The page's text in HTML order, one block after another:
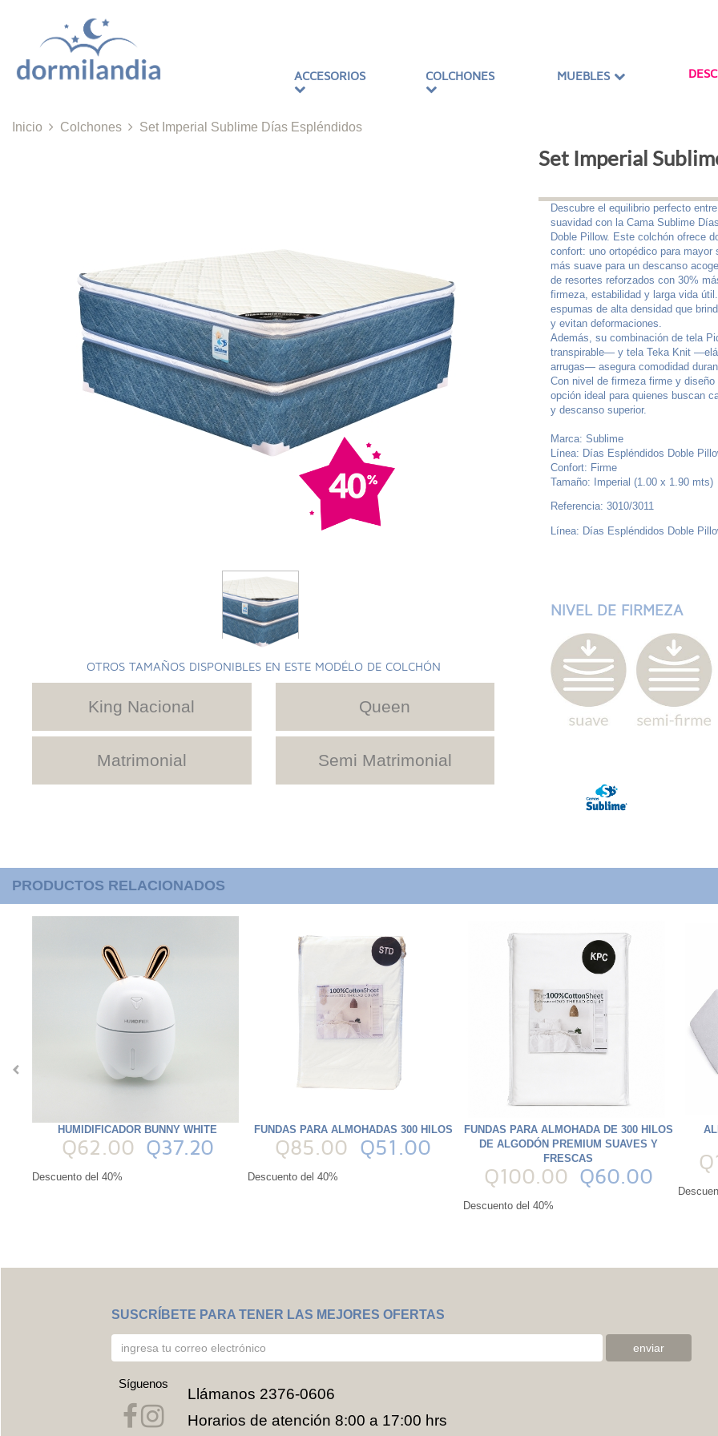
ACCESORIOS COLCHONES MUEBLES
Inicio Colchones Set Imperial Sublime Días Espléndidos
OTROS TAMAÑOS DISPONIBLES EN ESTE MODÉLO DE COLCHÓN
King Nacional Queen
Matrimonial Semi Matrimonial
Set Imperial
Descubre el equilibrio perfecto
suavidad con la Cama Sublime
Doble Pillow. Este colchón ofrece
confort: uno ortopédico para mayor
más suave para un descanso
de resortes reforzados con 30%
firmeza, estabilidad y larga vida
espumas de alta densidad que
y evitan deformaciones.
Además, su combinación de tela
transpirable— y tela Teka Knit
arrugas— asegura comodidad
Con nivel de firmeza firme y diseño
opción ideal para quienes buscan
y descanso superior.
Marca: Sublime
Línea: Días Espléndidos Doble
Confort: Firme
Tamaño: Imperial (1.00 x 1.90 mts)
Referencia: 3010/3011
Línea: Días Espléndidos Doble
NIVEL DE FIRMEZA
PRODUCTOS RELACIONADOS
HUMIDIFICADOR BUNNY WHITE
Q62.00 Q37.20
Descuento del 40%
FUNDAS PARA ALMOHADAS 300 HILOS
Q85.00 Q51.00
Descuento del 40%
FUNDAS PARA ALMOHADA DE 300 HILOS
DE ALGODÓN PREMIUM SUAVES Y
FRESCAS
Q100.00 Q60.00
Descuento del 40%
‹
SUSCRÍBETE PARA TENER LAS MEJORES OFERTAS
Síguenos
Llámanos 2376-0606
Horarios de atención 8:00 a 17:00 hrs